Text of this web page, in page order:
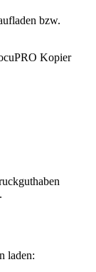
bzw.
Kopier
laden: